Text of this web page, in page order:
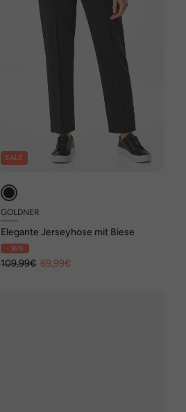
SALE
GOLDNER
Elegante Jerseyhose mit Biese
- 36%
109,99€ 69,99€